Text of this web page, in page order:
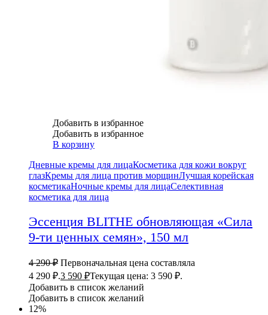
Добавить в избранное
Добавить в избранное
В корзину
Дневные кремы для лицаКосметика для кожи вокруг
глазКремы для лица против морщинЛучшая корейская
косметикаНочные кремы для лицаСелективная
косметика для лица
Эссенция BLITHE обновляющая «Сила
9-ти ценных семян», 150 мл
4 290₽ Первоначальная цена составляла
4 290 ₽.3 590 ₽Текущая цена: 3 590 ₽.
Добавить в список желаний
Добавить в список желаний
12%